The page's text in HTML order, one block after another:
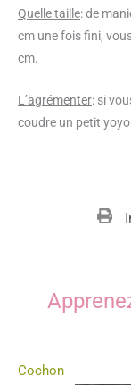
Quelle taille: de
cm une fois fini,
cm.
L’agrémenter: si
coudre un petit
Cochon